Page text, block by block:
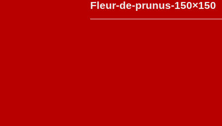
Fleur-de-prunus-150×150